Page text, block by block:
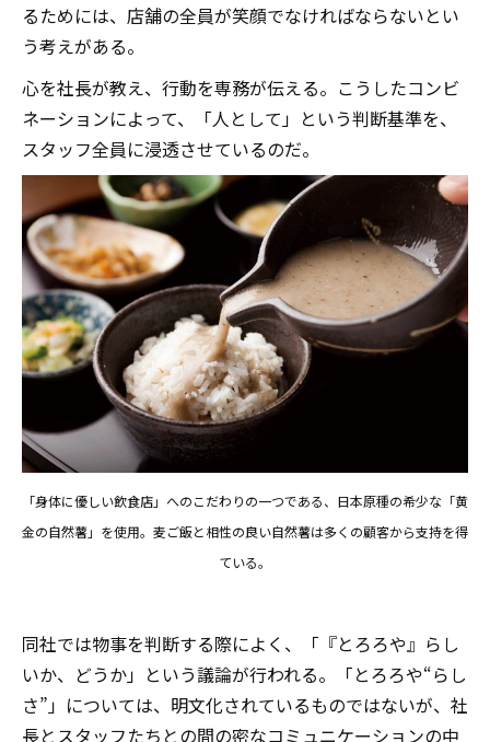
るためには、店舗の全員が笑顔でなければならないとい
う考えがある。
心を社長が教え、行動を専務が伝える。こうしたコンビ
ネーションによって、「人として」という判断基準を、
スタッフ全員に浸透させているのだ。
「身体に優しい飲食店」へのこだわりの一つである、日本原種の希少な「黄
金の自然薯」を使用。麦ご飯と相性の良い自然薯は多くの顧客から支持を得
ている。
同社では物事を判断する際によく、「『とろろや』らし
いか、どうか」という議論が行われる。「とろろや“らし
さ”」については、明文化されているものではないが、社
長とスタッフたちとの間の密なコミュニケーションの中